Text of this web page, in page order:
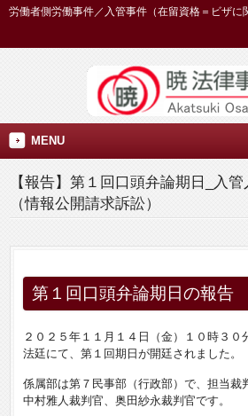
労働者側労働事件／入管事件（在留資格＝ビザに
MENU
【報告】第１回口頭弁論期日_入
（情報公開請求訴訟）
第１回口頭弁論期日の報告
２０２５年１１月１４日（金）１０時３０
法廷にて、第１回期日が開廷されました。
係属部は第７民事部（行政部）で、担当裁
中村雅人裁判官、奥田紗永裁判官です。